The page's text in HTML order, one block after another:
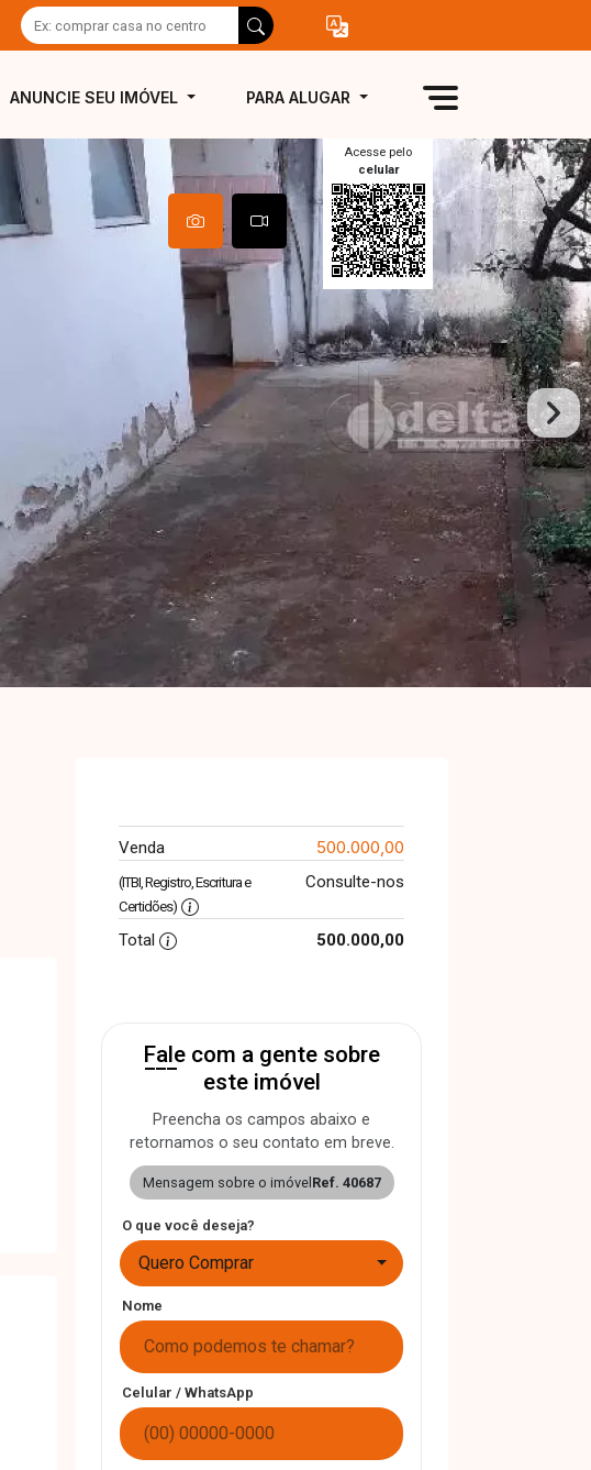
ANUNCIE SEU IMÓVEL PARA ALUGAR
Acesse pelo
celular
Venda 500.000,00
(ITBI, Registro, Escritura e
Certidões)
Consulte-nos
Total 500.000,00
Fale com a gente sobre
este imóvel
Preencha os campos abaixo e
retornamos o seu contato em breve.
Mensagem sobre o imóvel Ref. 40687
O que você deseja?
Quero Comprar
Nome
Celular / WhatsApp